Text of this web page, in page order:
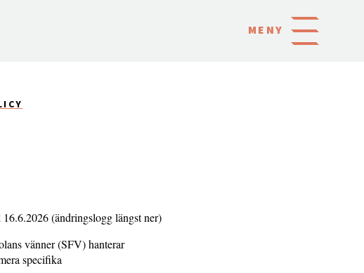
MENY
16.6.2026 (ändringslogg längst ner)
vänner (SFV) hanterar
specifika